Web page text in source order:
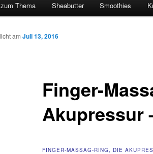
Thema Sheabutter Smoothies
Finger-
Akupressur
am Juli 13, 2016
FINGER-MASSAG-RING, DIE